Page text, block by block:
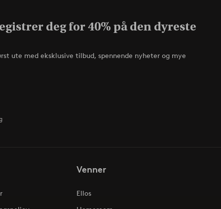
deg for 40% på den dyreste
ute med eksklusive tilbud, spennende nyheter og mye
Venner
Ellos